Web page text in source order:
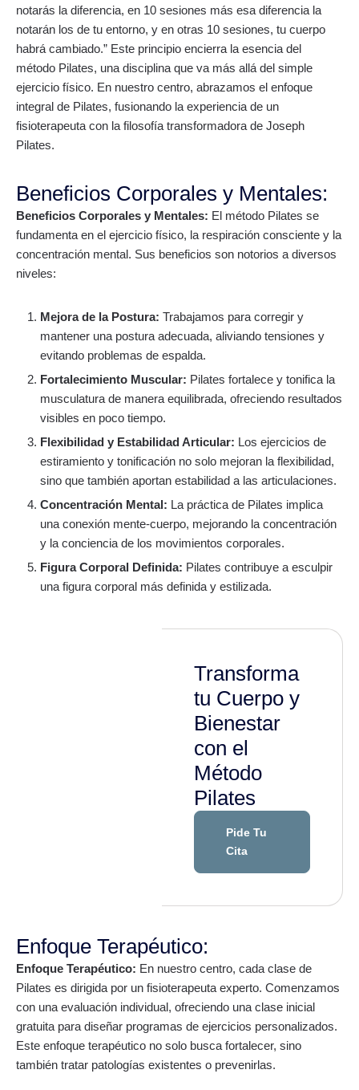
notarás la diferencia, en 10 sesiones más esa diferencia la
notarán los de tu entorno, y en otras 10 sesiones, tu cuerpo
habrá cambiado.” Este principio encierra la esencia del
método Pilates, una disciplina que va más allá del simple
ejercicio físico. En nuestro centro, abrazamos el enfoque
integral de Pilates, fusionando la experiencia de un
fisioterapeuta con la filosofía transformadora de Joseph
Pilates.
Beneficios Corporales y Mentales:
Beneficios Corporales y Mentales: El método Pilates se
fundamenta en el ejercicio físico, la respiración consciente y la
concentración mental. Sus beneficios son notorios a diversos
niveles:
Mejora de la Postura: Trabajamos para corregir y
mantener una postura adecuada, aliviando tensiones y
evitando problemas de espalda.
Fortalecimiento Muscular: Pilates fortalece y tonifica la
musculatura de manera equilibrada, ofreciendo resultados
visibles en poco tiempo.
Flexibilidad y Estabilidad Articular: Los ejercicios de
estiramiento y tonificación no solo mejoran la flexibilidad,
sino que también aportan estabilidad a las articulaciones.
Concentración Mental: La práctica de Pilates implica
una conexión mente-cuerpo, mejorando la concentración
y la conciencia de los movimientos corporales.
Figura Corporal Definida: Pilates contribuye a esculpir
una figura corporal más definida y estilizada.
Transforma
tu Cuerpo y
Bienestar
con el
Método
Pilates
Pide Tu
Cita
Enfoque Terapéutico:
Enfoque Terapéutico: En nuestro centro, cada clase de
Pilates es dirigida por un fisioterapeuta experto. Comenzamos
con una evaluación individual, ofreciendo una clase inicial
gratuita para diseñar programas de ejercicios personalizados.
Este enfoque terapéutico no solo busca fortalecer, sino
también tratar patologías existentes o prevenirlas.